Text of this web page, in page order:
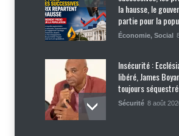
la hausse, le
partie pour la
Économie, Social
Insécurité :
libéré, James
toujours
Sécurité 8 août